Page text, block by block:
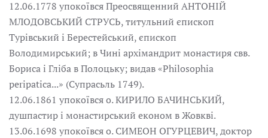
12.06.1778 упокоївся Преосвященний АНТОНІЙ
МЛОДОВСЬКИЙ СТРУСЬ, титульний єпископ
Турівський і Берестейський, єпископ
Володимирський; в Чині архімандрит монастиря свв.
Бориса і Гліба в Полоцьку; видав «Philosophia
peripatica...» (Супрасьль 1749).
12.06.1861 упокоївся о. КИРИЛО БАЧИНСЬКИЙ,
душпастир і монастирський економ в Жовкві.
13.06.1698 упокоївся о. СИМЕОН ОГУРЦЕВИЧ, доктор